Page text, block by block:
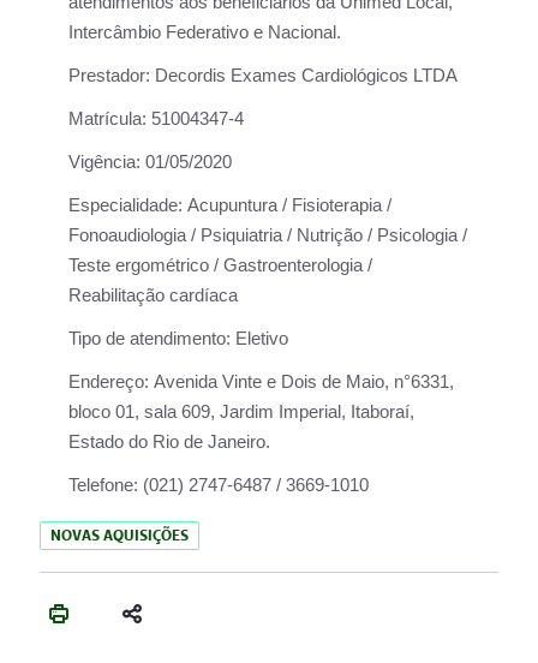
Intercâmbio Federativo e Nacional.
Prestador: Decordis Exames Cardiológicos LTDA
Matrícula: 51004347-4
Vigência: 01/05/2020
Especialidade: Acupuntura / Fisioterapia /
Fonoaudiologia / Psiquiatria / Nutrição / Psicologia /
Teste ergométrico / Gastroenterologia /
Reabilitação cardíaca
Tipo de atendimento: Eletivo
Endereço: Avenida Vinte e Dois de Maio, n°6331,
bloco 01, sala 609, Jardim Imperial, Itaboraí,
Estado do Rio de Janeiro.
Telefone: (021) 2747-6487 / 3669-1010
NOVAS AQUISIÇÕES